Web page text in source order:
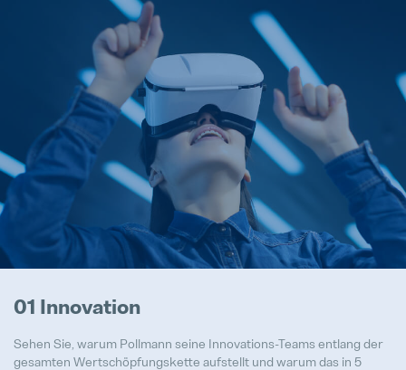
01 Innovation
Sehen Sie, warum Pollmann seine Innovations-Teams entlang der
gesamten Wertschöpfungskette aufstellt und warum das in 5